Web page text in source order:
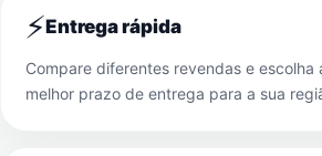
⚡Entrega rápida
Compare diferentes revendas e escolha
melhor prazo de entrega para a sua